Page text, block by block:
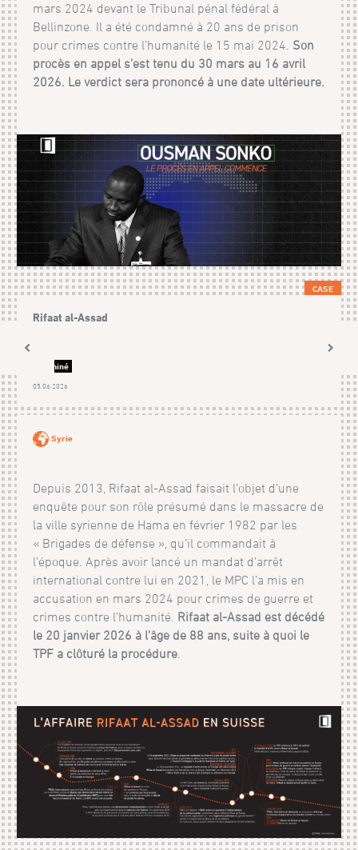
mars 2024 devant le Tribunal pénal fédéral à
Bellinzone. Il a été condamné à 20 ans de prison
pour crimes contre l’humanité le 15 mai 2024. Son
procès en appel s’est tenu du 30 mars au 16 avril
2026. Le verdict sera prononcé à une date ultérieure.
CASE
Rifaat al-Assad
Terminé
05.06.2026
Syrie
Depuis 2013, Rifaat al-Assad faisait l’objet d’une
enquête pour son rôle présumé dans le massacre de
la ville syrienne de Hama en février 1982 par les
« Brigades de défense », qu’il commandait à
l’époque. Après avoir lancé un mandat d’arrêt
international contre lui en 2021, le MPC l’a mis en
accusation en mars 2024 pour crimes de guerre et
crimes contre l’humanité. Rifaat al-Assad est décédé
le 20 janvier 2026 à l’âge de 88 ans, suite à quoi le
TPF a clôturé la procédure.